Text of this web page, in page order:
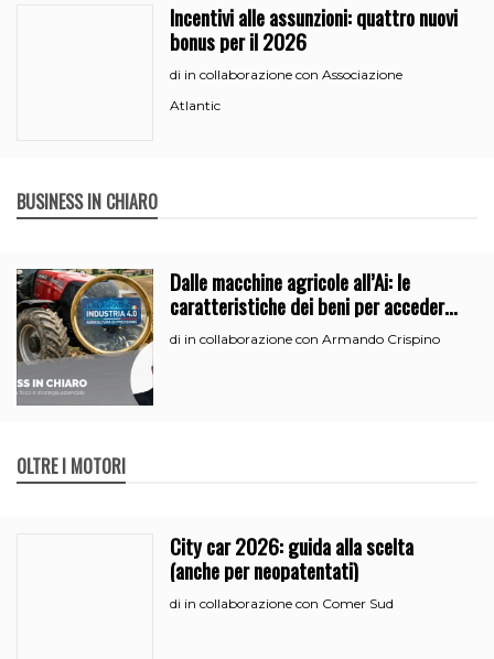
Incentivi alle assunzioni: quattro nuovi
bonus per il 2026
di in collaborazione con Associazione
Atlantic
BUSINESS IN CHIARO
Dalle macchine agricole all’Ai: le
caratteristiche dei beni per accedere
all’iperammortamento
di in collaborazione con Armando Crispino
OLTRE I MOTORI
City car 2026: guida alla scelta
(anche per neopatentati)
di in collaborazione con Comer Sud